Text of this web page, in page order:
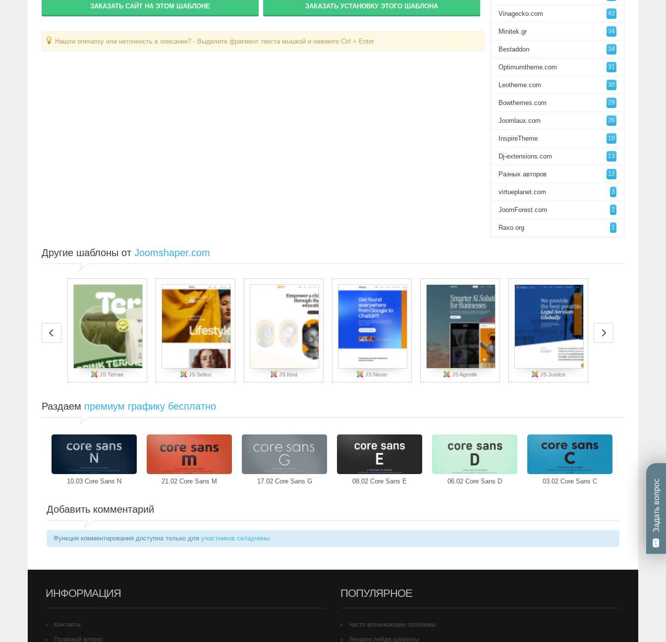
ЗАКАЗАТЬ САЙТ НА ЭТОМ ШАБЛОНЕ ЗАКАЗАТЬ УСТАНОВКУ ЭТОГО ШАБЛОНА
Нашли опечатку или неточность в описании? - Выделите фрагмент текста мышкой и нажмите Ctrl + Enter
Vinagecko.com 42
Minitek.gr 34
Bestaddon 34
Optimumtheme.com 31
Leotheme.com 30
Bowthemes.com 29
Joomlaux.com 26
InspireTheme 18
Dj-extensions.com 13
Разных авторов 12
virtueplanet.com 3
JoomForest.com 2
Raxo.org 1
Другие шаблоны от Joomshaper.com
JS Terrae JS Selixo JS Kind JS Nexio JS Agentik JS Justice
Раздаем премиум графику бесплатно
10.03 Core Sans N 21.02 Core Sans M 17.02 Core Sans G 08.02 Core Sans E 06.02 Core Sans D 03.02 Core Sans C
Добавить комментарий
Функция комментирования доступна только для участников складчины
ИНФОРМАЦИЯ
Контакты
Правовой вопрос
ПОПУЛЯРНОЕ
Часто возникающие проблемы
Лендинг пейдж шаблоны
Задать вопрос
Вступить в складчину